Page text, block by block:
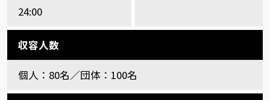
24:00
収容人数
個人：80名／団体：100名